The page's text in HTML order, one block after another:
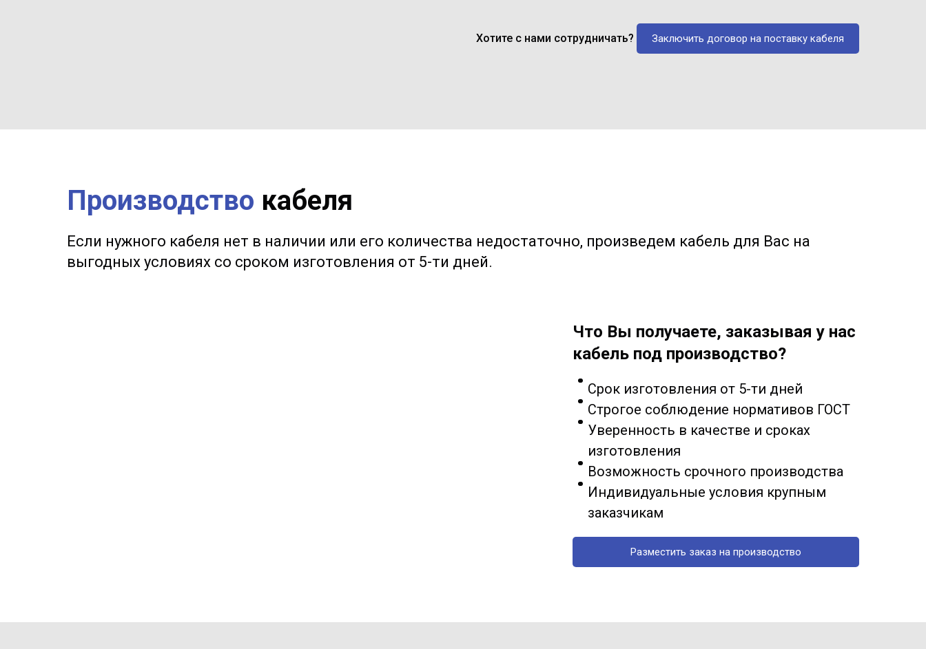
Заключить договор на поставку кабеля
Хотите с нами сотрудничать?
Производство кабеля
Если нужного кабеля нет в наличии или его количества недостаточно, произведем кабель для Вас на
выгодных условиях со сроком изготовления от 5-ти дней.
Что Вы получаете, заказывая у нас
кабель под производство?
Срок изготовления от 5-ти дней
Строгое соблюдение нормативов ГОСТ
Уверенность в качестве и сроках
изготовления
Возможность срочного производства
Индивидуальные условия крупным
заказчикам
Разместить заказ на производство